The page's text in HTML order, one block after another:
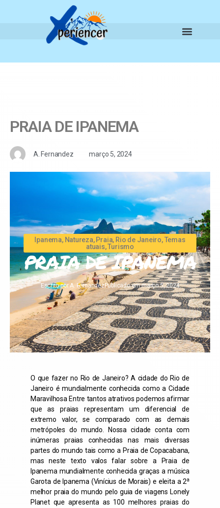
PRAIA DE IPANEMA
A. Fernandez março 5, 2024
Ipanema, Natureza, Praia, Rio de Janeiro,Temas
atuais,Turismo
PRAIA DE IPANEMA
Escrito porA. FernandezPublicado emmarço 5, 2024
O que fazer no Rio de Janeiro? A cidade do Rio de
Janeiro é mundialmente conhecida como a Cidade
Maravilhosa Entre tantos atrativos podemos afirmar
que as praias representam um diferencial de
extremo valor, se comparado com as demais
metrópoles do mundo. Nossa cidade conta com
inúmeras praias conhecidas nas mais diversas
partes do mundo tais como a Praia de Copacabana,
mas neste texto valos falar sobre a Praia de
Ipanema mundialmente conhecida graças a música
Garota de Ipanema (Vinícius de Morais) e eleita a 2a
melhor praia do mundo pelo guia de viagens Lonely
Planet que apresenta as 100 melhores praias do